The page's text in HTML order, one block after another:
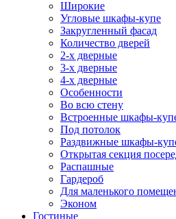
Широкие
Угловые шкафы-купе
Закругленный фасад
Количество дверей
2-х дверные
3-х дверные
4-х дверные
Особенности
Во всю стену
Встроенные шкафы-
Под потолок
Раздвижные шкафы-
Открытая секция
Распашные
Гардероб
Для маленького
Эконом
Гостиные